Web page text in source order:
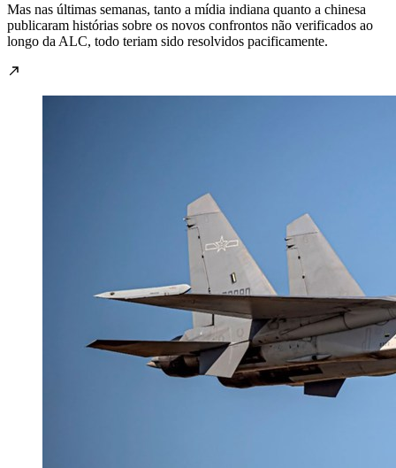
Mas nas últimas semanas, tanto a mídia indiana quanto a chinesa
publicaram histórias sobre os novos confrontos não verificados ao
longo da ALC, todo teriam sido resolvidos pacificamente.